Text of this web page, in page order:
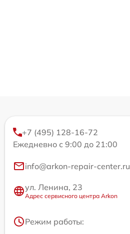
+7 (495) 128-16-72
Ежедневно с 9:00 до 21:00
info@arkon-repair-center.ru
ул. Ленина, 23
Адрес сервисного центра Arkon
Режим работы: